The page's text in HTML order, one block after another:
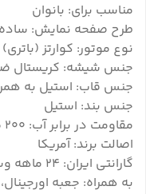
مناسب برای: بانوان
طرح صفحه نمایش: ساده
نوع موتور: کوارتز (باتری)
جنس شیشه: کریستال
جنس قاب: استیل به
جنس بند: استیل
مقاومت در برابر آب: ۲۰۰ متر
اصالت برند: آمریکا
گارانتی ایران: ۲۴ ماهه وستا سرویس
به همراه: جعبه